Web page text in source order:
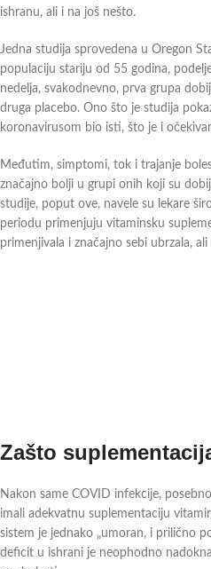
ishranu, ali i na još nešto.
Jedna studija sprovedena u Oregon
populaciju stariju od 55 godina,
nedelja, svakodnevno, prva grupa
druga placebo. Ono što je studija
koronavirusom bio isti, što je i
Međutim, simptomi, tok i trajanje
značajno bolji u grupi onih koji su
studije, poput ove, navele su lekare
periodu primenjuju vitaminsku
primenjivala i značajno sebi ubrzala,
Zašto
Nakon same COVID infekcije,
imali adekvatnu suplementaciju
sistem je jednako „umoran, i prilično
deficit u ishrani je neophodno